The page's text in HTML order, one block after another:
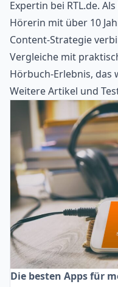
Expertin bei RTL.de.
Hörerin mit über 10
Content-Strategie
Vergleiche mit
Hörbuch-Erlebnis, das
Weitere Artikel und
Die besten Apps für